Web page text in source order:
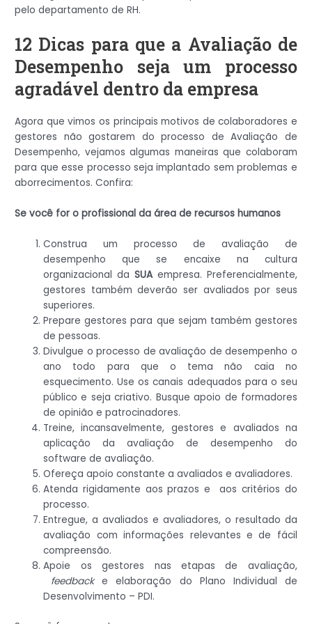
pelo departamento de RH.
12 Dicas para que a Avaliação de
Desempenho seja um processo
agradável dentro da empresa
Agora que vimos os principais motivos de colaboradores e
gestores não gostarem do processo de Avaliação de
Desempenho, vejamos algumas maneiras que colaboram
para que esse processo seja implantado sem problemas e
aborrecimentos. Confira:
Se você for o profissional da área de recursos humanos
Construa um processo de avaliação de
desempenho que se encaixe na cultura
organizacional daSUAempresa. Preferencialmente,
gestores também deverão ser avaliados por seus
superiores.
Prepare gestores para que sejam também gestores
de pessoas.
Divulgue o processo de avaliação de desempenho o
ano todo para que o tema não caia no
esquecimento. Use os canais adequados para o seu
público e seja criativo. Busque apoio de formadores
de opinião e patrocinadores.
Treine, incansavelmente, gestores e avaliados na
aplicação da avaliação de desempenho do
software de avaliação.
Ofereça apoio constante a avaliados e avaliadores.
Atenda rigidamente aos prazos e aos critérios do
processo.
Entregue, a avaliados e avaliadores, o resultado da
avaliação com informações relevantes e de fácil
compreensão.
Apoie os gestores nas etapas de avaliação,
feedbacke elaboração do Plano Individual de
Desenvolvimento – PDI.